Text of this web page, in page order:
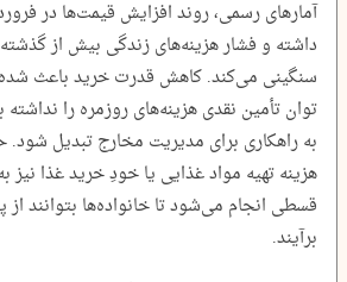
داشته و فشار هزینه‌های زندگی بیش از گذشته
سنگینی می‌کند. کاهش قدرت خرید باعث شده
توان تأمین نقدی هزینه‌های روزمره را
به راهکاری برای مدیریت مخارج تبدیل شود.
هزینه تهیه مواد غذایی یا خودِ خرید غذا نیز
قسطی انجام می‌شود تا خانواده‌ها بتوانند از
برآیند.